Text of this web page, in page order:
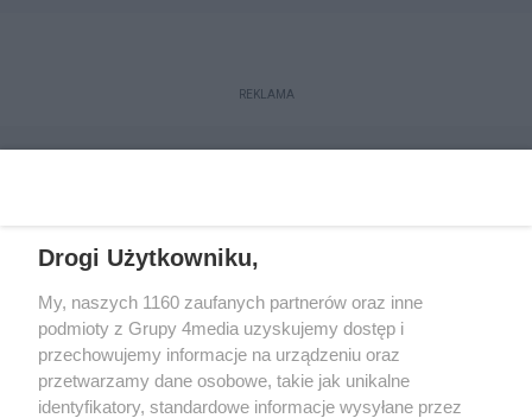
REKLAMA
Reklama Kontakt Regulamin
Dystrybucja
Regulamin prenumeraty
Polityka Prywatności
Drogi Użytkowniku,
My, naszych 1160 zaufanych partnerów oraz inne
podmioty z Grupy 4media uzyskujemy dostęp i
przechowujemy informacje na urządzeniu oraz
przetwarzamy dane osobowe, takie jak unikalne
identyfikatory, standardowe informacje wysyłane przez